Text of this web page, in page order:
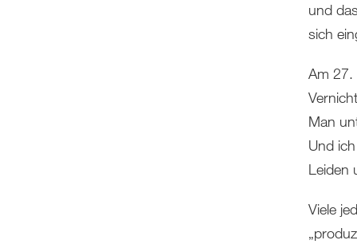
und
sich
Am 27.
Man
Und
Leiden
Viele